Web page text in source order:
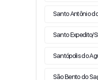
Santo Antônio
Santo Expedito/
Santópolis do
São Bento do